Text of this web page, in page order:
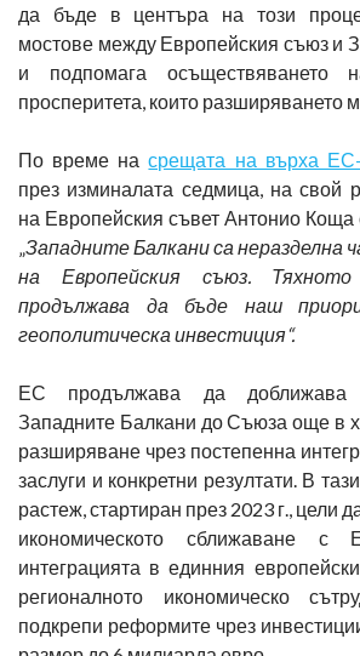
да бъде в центъра на този
мостове между Европейския съюз и
и подпомага осъществяването
просперитета, които разширяването
По време насрещата на върха
през изминалата седмица, на свой
на Европейския съвет Антонио
Западните Балкани са
на Европейския съюз. Тяхното
продължава да бъде наш
геополитическа инвестиция“.
ЕС продължава да доближава
Западните Балкани до Съюза още в
разширяване чрез постепенна
заслуги и конкретни резултати. В
растеж, стартиран през 2023 г., цели
икономическото сближаване
интеграцията в единния
регионалното икономическо
подкрепи реформите чрез